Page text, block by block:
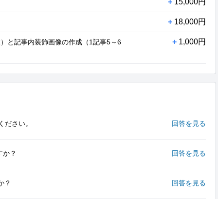
+ 15,000円
+ 18,000円
と記事内装飾画像の作成（1記事5～6 + 1,000円
ださい。 回答を見る
か？ 回答を見る
？ 回答を見る